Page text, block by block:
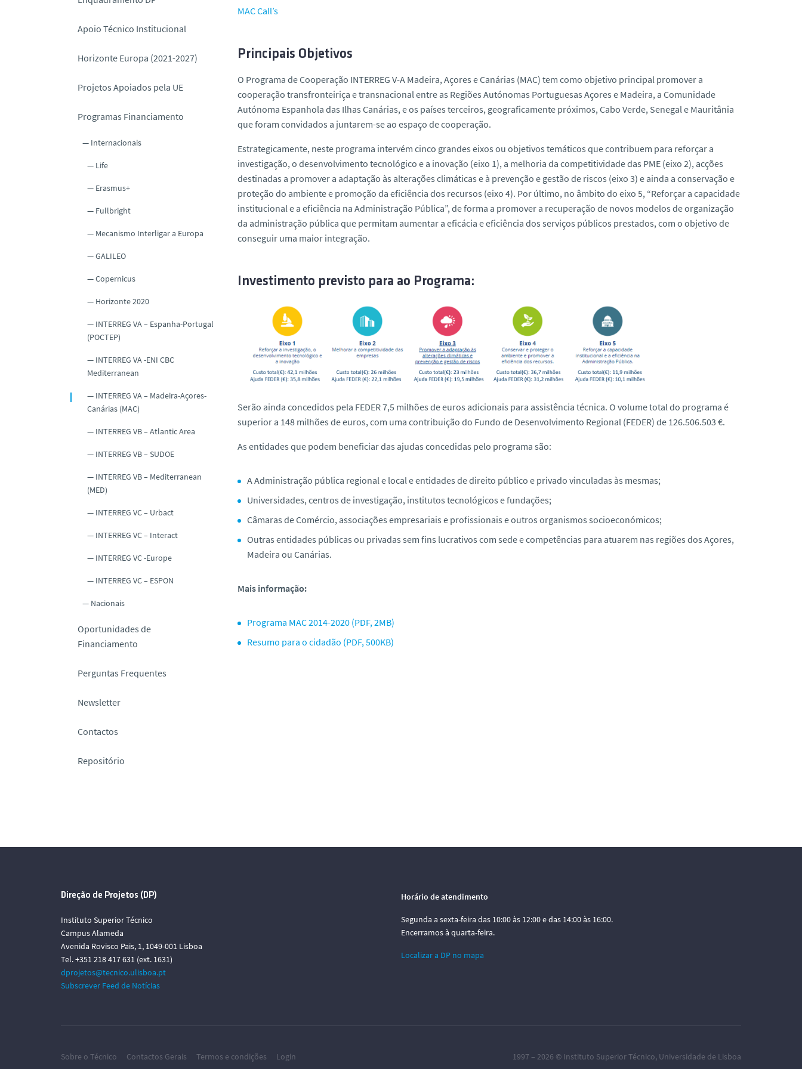
Apoio Técnico Institucional
Horizonte Europa (2021-2027)
Projetos Apoiados pela UE
Programas Financiamento
Internacionais
Life
Erasmus+
Fullbright
Mecanismo Interligar a Europa
GALILEO
Copernicus
Horizonte 2020
INTERREG VA – Espanha-Portugal
(POCTEP)
INTERREG VA -ENI CBC
Mediterranean
INTERREG VA – Madeira-Açores-
Canárias (MAC)
INTERREG VB – Atlantic Area
INTERREG VB – SUDOE
INTERREG VB – Mediterranean
(MED)
INTERREG VC – Urbact
INTERREG VC – Interact
INTERREG VC -Europe
INTERREG VC – ESPON
Nacionais
Oportunidades de
Financiamento
Perguntas Frequentes
Newsletter
Contactos
Repositório
MAC Call’s
Principais Objetivos
O Programa de Cooperação INTERREG V-A Madeira, Açores e Canárias (MAC) tem como objetivo principal promover a
cooperação transfronteiriça e transnacional entre as Regiões Autónomas Portuguesas Açores e Madeira, a Comunidade
Autónoma Espanhola das Ilhas Canárias, e os países terceiros, geograficamente próximos, Cabo Verde, Senegal e Mauritânia
que foram convidados a juntarem-se ao espaço de cooperação.
Estrategicamente, neste programa intervém cinco grandes eixos ou objetivos temáticos que contribuem para reforçar a
investigação, o desenvolvimento tecnológico e a inovação (eixo 1), a melhoria da competitividade das PME (eixo 2), acções
destinadas a promover a adaptação às alterações climáticas e à prevenção e gestão de riscos (eixo 3) e ainda a conservação e
proteção do ambiente e promoção da eficiência dos recursos (eixo 4). Por último, no âmbito do eixo 5, “Reforçar a capacidade
institucional e a eficiência na Administração Pública”, de forma a promover a recuperação de novos modelos de organização
da administração pública que permitam aumentar a eficácia e eficiência dos serviços públicos prestados, com o objetivo de
conseguir uma maior integração.
Investimento previsto para ao Programa:
Serão ainda concedidos pela FEDER 7,5 milhões de euros adicionais para assistência técnica. O volume total do programa é
superior a 148 milhões de euros, com uma contribuição do Fundo de Desenvolvimento Regional (FEDER) de 126.506.503 €.
As entidades que podem beneficiar das ajudas concedidas pelo programa são:
A Administração pública regional e local e entidades de direito público e privado vinculadas às mesmas;
Universidades, centros de investigação, institutos tecnológicos e fundações;
Câmaras de Comércio, associações empresariais e profissionais e outros organismos socioeconómicos;
Outras entidades públicas ou privadas sem fins lucrativos com sede e competências para atuarem nas regiões dos Açores,
Madeira ou Canárias.
Mais informação:
Programa MAC 2014-2020 (PDF, 2MB)
Resumo para o cidadão (PDF, 500KB)
Direção de Projetos (DP)
Instituto Superior Técnico
Campus Alameda
Avenida Rovisco Pais, 1, 1049-001 Lisboa
Tel. +351 218 417 631 (ext. 1631)
dprojetos@tecnico.ulisboa.pt
Subscrever Feed de Notícias
Horário de atendimento
Segunda a sexta-feira das 10:00 às 12:00 e das 14:00 às 16:00.
Encerramos à quarta-feira.
Localizar a DP no mapa
Sobre o Técnico Contactos Gerais Termos e condições Login 1997 – 2026 © Instituto Superior Técnico, Universidade de Lisboa